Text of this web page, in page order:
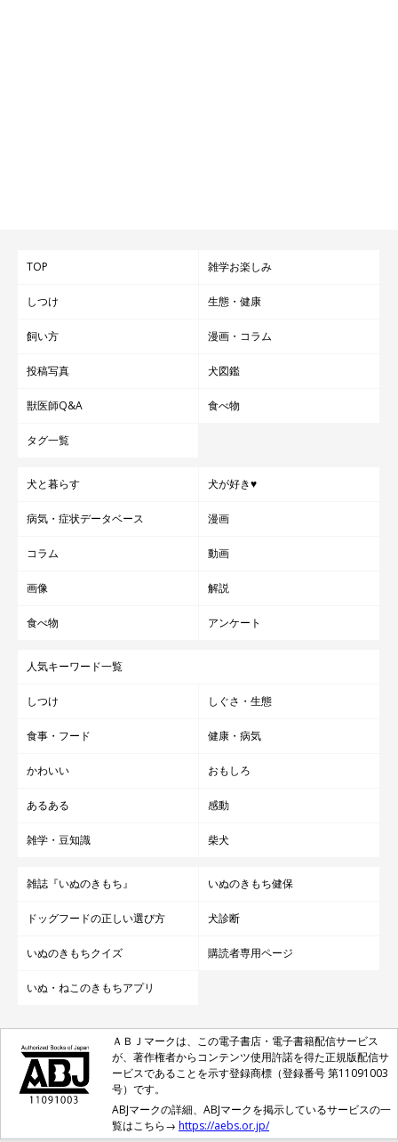
TOP 雑学お楽しみ
しつけ 生態・健康
飼い方 漫画・コラム
投稿写真 犬図鑑
獣医師Q&A 食べ物
タグ一覧
犬と暮らす 犬が好き♥
病気・症状データベース 漫画
コラム 動画
画像 解説
食べ物 アンケート
人気キーワード一覧
しつけ しぐさ・生態
食事・フード 健康・病気
かわいい おもしろ
あるある 感動
雑学・豆知識 柴犬
雑誌『いぬのきもち』 いぬのきもち健保
ドッグフードの正しい選び方 犬診断
いぬのきもちクイズ 購読者専用ページ
いぬ・ねこのきもちアプリ
ＡＢＪマークは、この電子書店・電子書籍配信サービス
が、著作権者からコンテンツ使用許諾を得た正規版配信サ
ービスであることを示す登録商標（登録番号 第11091003
号）です。
ABJマークの詳細、ABJマークを掲示しているサービスの一
覧はこちら→ https://aebs.or.jp/